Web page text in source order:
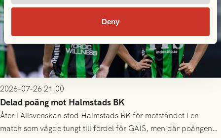
Deny
2026-07-26 21:00
Delad poäng mot Halmstads BK
Åter i Allsvenskan stod Halmstads BK för motståndet i en
match som vägde tungt till fördel för GAIS, men där poängen